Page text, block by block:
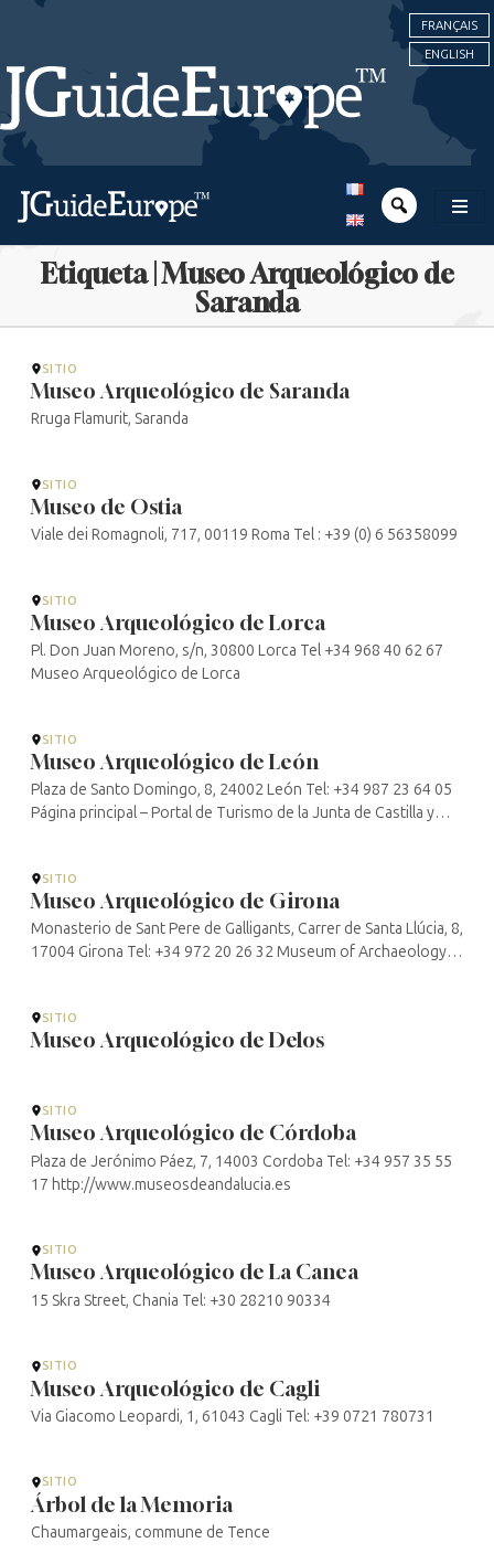
FRANÇAIS
ENGLISH
Etiqueta | Museo Arqueológico de
Saranda
SITIO
Museo Arqueológico de Saranda
Rruga Flamurit, Saranda
SITIO
Museo de Ostia
Viale dei Romagnoli, 717, 00119 Roma Tel : +39 (0) 6 56358099
SITIO
Museo Arqueológico de Lorca
Pl. Don Juan Moreno, s/n, 30800 Lorca Tel +34 968 40 62 67
Museo Arqueológico de Lorca
SITIO
Museo Arqueológico de León
Plaza de Santo Domingo, 8, 24002 León Tel: +34 987 23 64 05
Página principal – Portal de Turismo de la Junta de Castilla y
SITIO
Museo Arqueológico de Girona
Monasterio de Sant Pere de Galligants, Carrer de Santa Llúcia, 8,
17004 Girona Tel: +34 972 20 26 32 Museum of Archaeology
SITIO
Museo Arqueológico de Delos
SITIO
Museo Arqueológico de Córdoba
Plaza de Jerónimo Páez, 7, 14003 Cordoba Tel: +34 957 35 55
17 http://www.museosdeandalucia.es
SITIO
Museo Arqueológico de La Canea
15 Skra Street, Chania Tel: +30 28210 90334
SITIO
Museo Arqueológico de Cagli
Via Giacomo Leopardi, 1, 61043 Cagli Tel: +39 0721 780731
SITIO
Árbol de la Memoria
Chaumargeais, commune de Tence